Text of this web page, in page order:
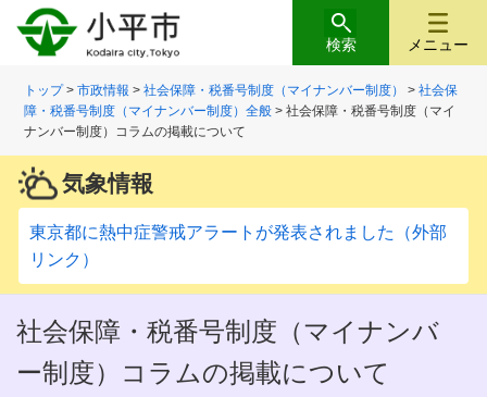
メニュー
検索
トップ>市政情報 >社会保障・税番号制度（マイナンバー制度） >社会保
障・税番号制度（マイナンバー制度）全般 > 社会保障・税番号制度（マイ
ナンバー制度）コラムの掲載について
気象情報
東京都に熱中症警戒アラートが発表されました（外部
リンク）
社会保障・税番号制度（マイナンバ
ー制度）コラムの掲載について